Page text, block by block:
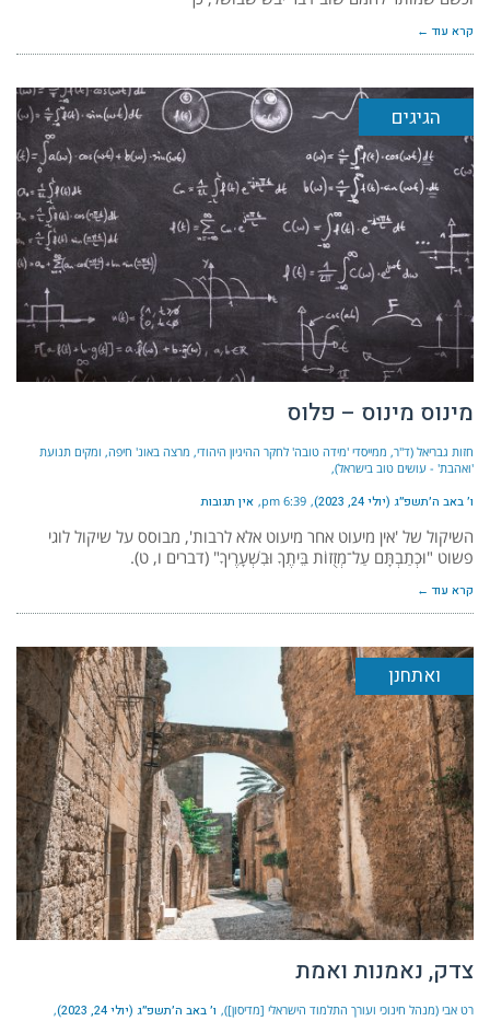
קרא עוד ←
הגיגים
מינוס מינוס – פלוס
חזות גבריאל (ד"ר, ממייסדי 'מידה טובה' לחקר ההיגיון היהודי, מרצה באונ' חיפה, ומקים תנועת
'ואהבת' - עושים טוב בישראל)
ו׳ באב ה׳תשפ״ג (יולי 24, 2023) 6:39 pm אין תגובות
השיקול של 'אין מיעוט אחר מיעוט אלא לרבות', מבוסס על שיקול לוגי
פשוט "וּכְתַבְתָּם עַל־מְזֻזוֹת בֵּיתֶךָ וּבִשְׁעָרֶיךָ" (דברים ו, ט).
קרא עוד ←
ואתחנן
צדק, נאמנות ואמת
רט אבי (מנהל חינוכי ועורך התלמוד הישראלי [מדיסון]) ו׳ באב ה׳תשפ״ג (יולי 24, 2023)